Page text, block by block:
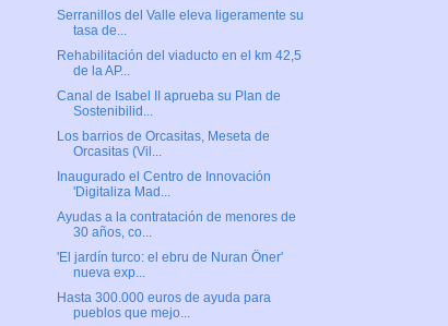
Serranillos del Valle eleva ligeramente su
tasa de...
Rehabilitación del viaducto en el km 42,5
de la AP...
Canal de Isabel II aprueba su Plan de
Sostenibilid...
Los barrios de Orcasitas, Meseta de
Orcasitas (Vil...
Inaugurado el Centro de Innovación
'Digitaliza Mad...
Ayudas a la contratación de menores de
30 años, co...
'El jardín turco: el ebru de Nuran Öner'
nueva exp...
Hasta 300.000 euros de ayuda para
pueblos que mejo...